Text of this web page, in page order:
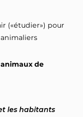
(«étudier») pour
de
les habitants